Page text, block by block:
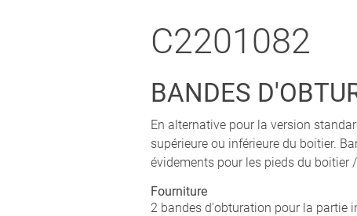
C2201082
BANDES
En alternative pour la version
supérieure ou inférieure du boitier.
évidements pour les pieds du boitier
Fourniture
2 bandes d'obturation pour la partie